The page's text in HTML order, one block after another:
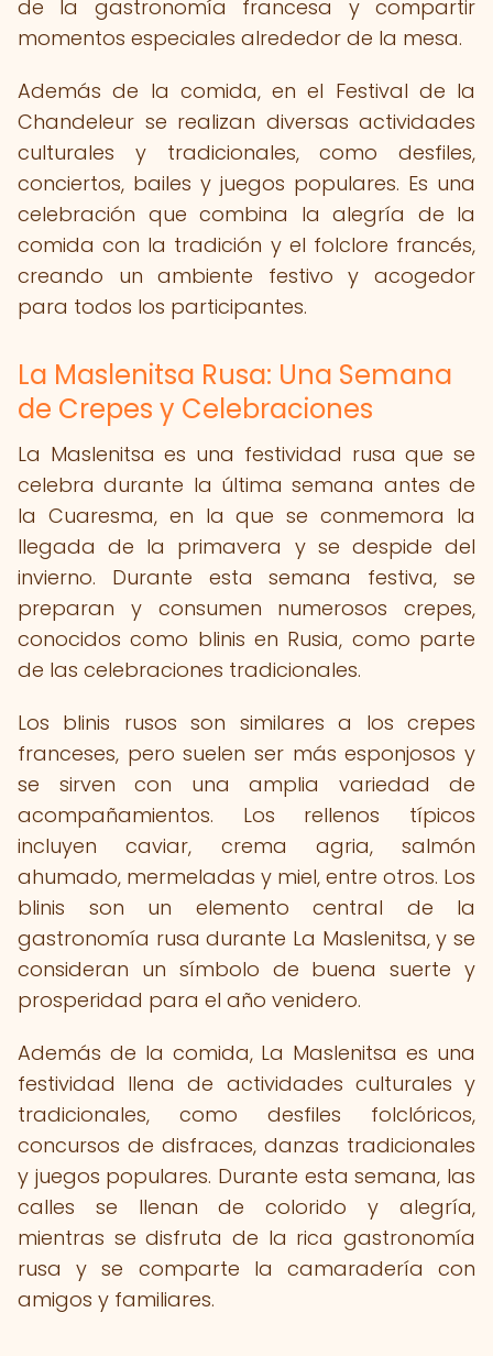
de la gastronomía francesa y compartir
momentos especiales alrededor de la mesa.
Además de la comida, en el Festival de la
Chandeleur se realizan diversas actividades
culturales y tradicionales, como desfiles,
conciertos, bailes y juegos populares. Es una
celebración que combina la alegría de la
comida con la tradición y el folclore francés,
creando un ambiente festivo y acogedor
para todos los participantes.
La Maslenitsa Rusa: Una Semana
de Crepes y Celebraciones
La Maslenitsa es una festividad rusa que se
celebra durante la última semana antes de
la Cuaresma, en la que se conmemora la
llegada de la primavera y se despide del
invierno. Durante esta semana festiva, se
preparan y consumen numerosos crepes,
conocidos como blinis en Rusia, como parte
de las celebraciones tradicionales.
Los blinis rusos son similares a los crepes
franceses, pero suelen ser más esponjosos y
se sirven con una amplia variedad de
acompañamientos. Los rellenos típicos
incluyen caviar, crema agria, salmón
ahumado, mermeladas y miel, entre otros. Los
blinis son un elemento central de la
gastronomía rusa durante La Maslenitsa, y se
consideran un símbolo de buena suerte y
prosperidad para el año venidero.
Además de la comida, La Maslenitsa es una
festividad llena de actividades culturales y
tradicionales, como desfiles folclóricos,
concursos de disfraces, danzas tradicionales
y juegos populares. Durante esta semana, las
calles se llenan de colorido y alegría,
mientras se disfruta de la rica gastronomía
rusa y se comparte la camaradería con
amigos y familiares.